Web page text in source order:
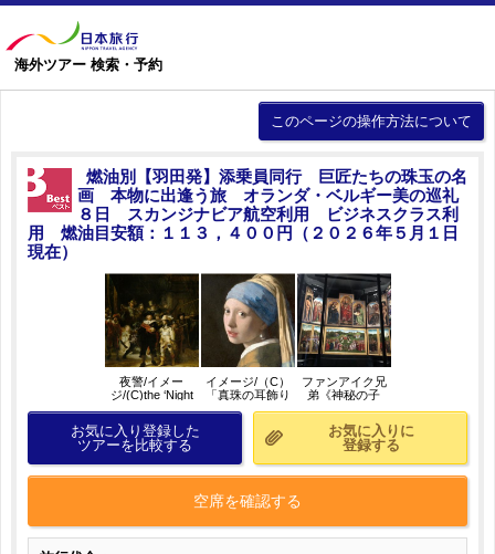
海外ツアー 検索・予約
このページの操作方法について
燃油別【羽田発】添乗員同行 巨匠たちの珠玉の名
画 本物に出逢う旅 オランダ・ベルギー美の巡礼
８日 スカンジナビア航空利用 ビジネスクラス利
用 燃油目安額：１１３，４００円（２０２６年５月１日
現在）
夜警/イメー
ジ/(C)the ‘Night
Rembrandt
Harmensz. van
Rijn, 1642,
Amsterdam
イメージ/（C）
「真珠の耳飾り
ッツハウス王立
美術館
ファンアイク兄
弟《神秘の子
お気に入り登録した
ツアーを比較する
お気に入りに
登録する
空席を確認する